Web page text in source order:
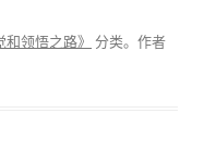
和领悟之路》 分类。 作者